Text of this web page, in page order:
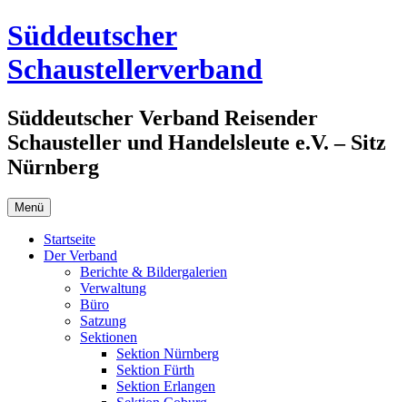
Zum
Inhalt
springen
Süddeutscher
Schaustellerverband
Süddeutscher Verband Reisender
Schausteller und Handelsleute e.V. – Sitz
Nürnberg
Menü
Startseite
Der Verband
Berichte & Bildergalerien
Verwaltung
Büro
Satzung
Sektionen
Sektion Nürnberg
Sektion Fürth
Sektion Erlangen